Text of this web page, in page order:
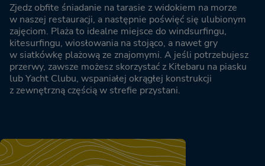
Zjedz obfite śniadanie na tarasie z widokiem na morze
w naszej restauracji, a następnie poświęć się ulubionym
zajęciom. Plaża to idealne miejsce do windsurfingu,
kitesurfingu, wiosłowania na stojąco, a nawet gry
w siatkówkę plażową ze znajomymi. A jeśli potrzebujesz
przerwy, zawsze możesz skorzystać z Kitebaru na piasku
lub Yacht Clubu, wspaniałej okrągłej konstrukcji
z zewnętrzną częścią w strefie przystani.